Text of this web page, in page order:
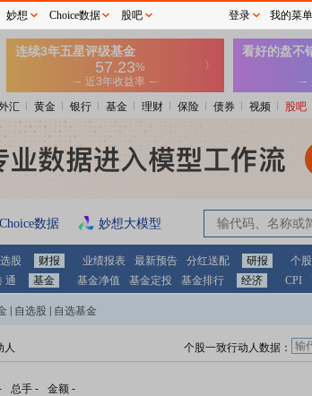
汇 黄金 银行 基金 理财 保险 债券 视频 股吧
Choice数据 妙想大模型
股 财报 业绩报表 最新预告 分红送配 研报 个
通 基金 基金净值 基金定投 基金排行 经济 CPI
自选股 自选基金
人 个股一致行动人数据：
总手 - 金额 -
妙想 Choice数据 股吧 登录 我的菜单